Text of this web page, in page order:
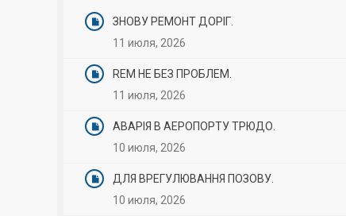
ЗНОВУ РЕМОНТ ДОРІГ.
11 июля, 2026
REM НЕ БЕЗ ПРОБЛЕМ.
11 июля, 2026
АВАРІЯ В АЕРОПОРТУ ТРЮДО.
10 июля, 2026
ДЛЯ ВРЕГУЛЮВАННЯ ПОЗОВУ.
10 июля, 2026